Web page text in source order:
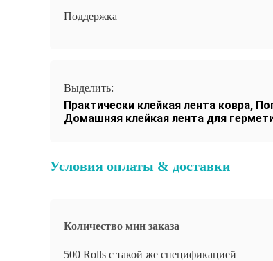
Поддержка
Выделить:
Практически клейкая лента ковра,
Домашняя клейкая лента для
Условия оплаты & доставки
Количество мин заказа
500 Rolls с такой же спецификацией